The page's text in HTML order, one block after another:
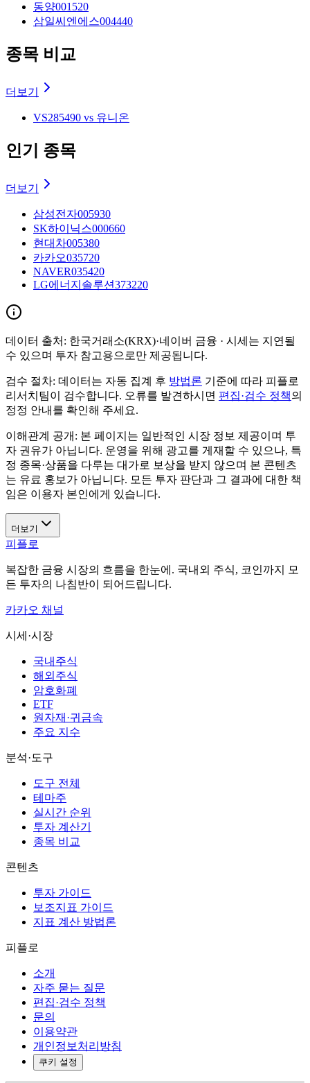
동양001520
삼일씨엔에스004440
종목 비교
더보기
VS285490 vs 유니온
인기 종목
더보기
삼성전자005930
SK하이닉스000660
현대차005380
카카오035720
NAVER035420
LG에너지솔루션373220
데이터 출처: 한국거래소(KRX)·네이버 금융 · 시세는 지연될
수 있으며 투자 참고용으로만 제공됩니다.
검수 절차: 데이터는 자동 집계 후 방법론 기준에 따라 피플로
리서치팀이 검수합니다. 오류를 발견하시면 편집·검수 정책의
정정 안내를 확인해 주세요.
이해관계 공개: 본 페이지는 일반적인 시장 정보 제공이며 투
자 권유가 아닙니다. 운영을 위해 광고를 게재할 수 있으나, 특
정 종목·상품을 다루는 대가로 보상을 받지 않으며 본 콘텐츠
는 유료 홍보가 아닙니다. 모든 투자 판단과 그 결과에 대한 책
임은 이용자 본인에게 있습니다.
더보기
피플로
복잡한 금융 시장의 흐름을 한눈에. 국내외 주식, 코인까지 모
든 투자의 나침반이 되어드립니다.
카카오 채널
시세·시장
국내주식
해외주식
암호화폐
ETF
원자재·귀금속
주요 지수
분석·도구
도구 전체
테마주
실시간 순위
투자 계산기
종목 비교
콘텐츠
투자 가이드
보조지표 가이드
지표 계산 방법론
피플로
소개
자주 묻는 질문
편집·검수 정책
문의
이용약관
개인정보처리방침
쿠키 설정